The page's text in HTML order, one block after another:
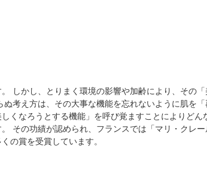
しかし、とりまく環境の影響や加齢により、その
考え方は、その大事な機能を忘れないように肌を
くなろうとする機能」を呼び覚ますことによりどん
その功績が認められ、フランスでは「マリ・クレ
の賞を受賞しています。